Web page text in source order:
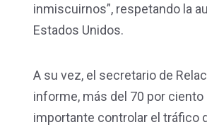
inmiscuirnos”, respetando la
Estados Unidos.
A su vez, el secretario de
informe, más del 70 por
importante controlar el tráfico